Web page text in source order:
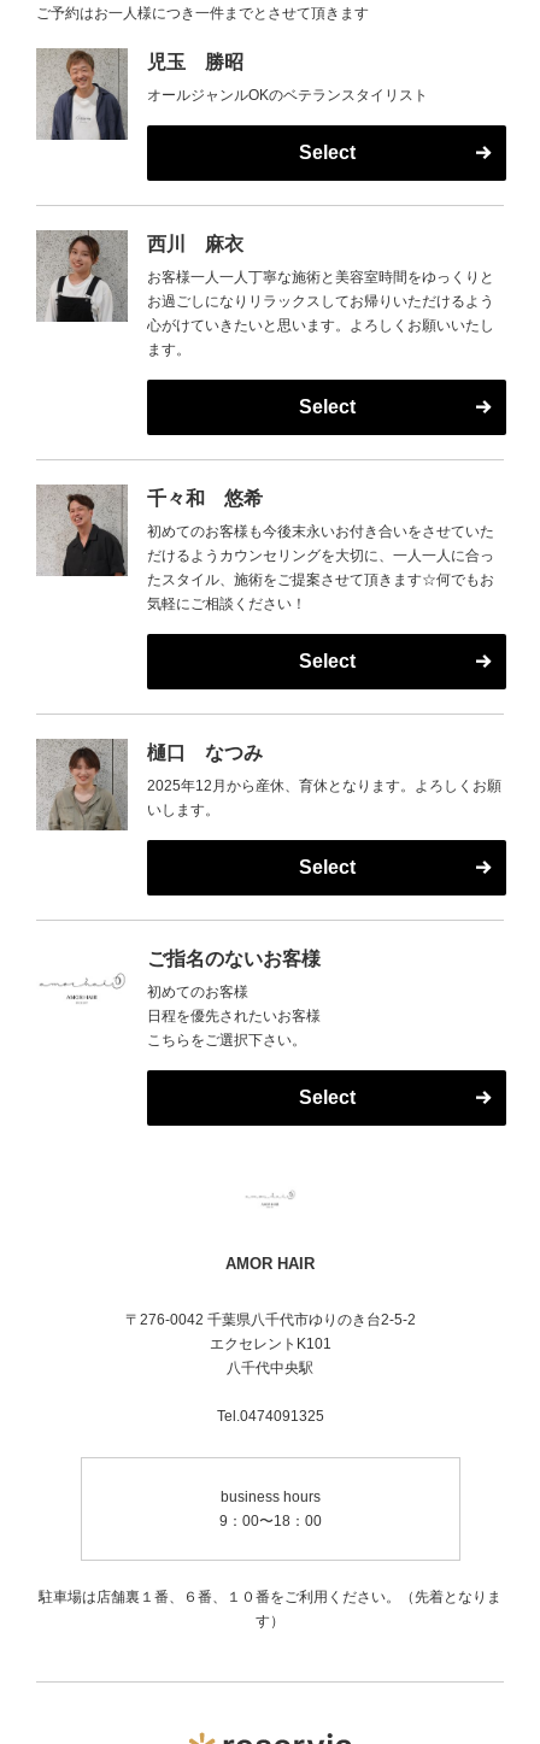
ご予約はお一人様につき一件までとさせて頂きます
児玉 勝昭
オールジャンルOKのベテランスタイリスト
Select
西川 麻衣
お客様一人一人丁寧な施術と美容室時間をゆっくりと
お過ごしになりリラックスしてお帰りいただけるよう
心がけていきたいと思います。よろしくお願いいたし
ます。
Select
千々和 悠希
初めてのお客様も今後末永いお付き合いをさせていた
だけるようカウンセリングを大切に、一人一人に合っ
たスタイル、施術をご提案させて頂きます☆何でもお
気軽にご相談ください！
Select
樋口 なつみ
2025年12月から産休、育休となります。よろしくお願
いします。
Select
ご指名のないお客様
初めてのお客様
日程を優先されたいお客様
こちらをご選択下さい。
Select
AMOR HAIR
〒276-0042 千葉県八千代市ゆりのき台2-5-2
エクセレントK101
八千代中央駅
Tel.0474091325
business hours
9：00〜18：00
駐車場は店舗裏１番、６番、１０番をご利用ください。（先着となりま
す）